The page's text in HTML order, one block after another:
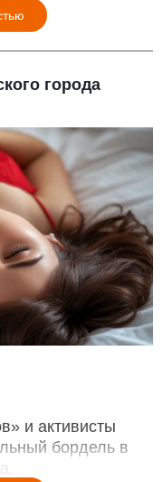
города
и активисты
бордель в